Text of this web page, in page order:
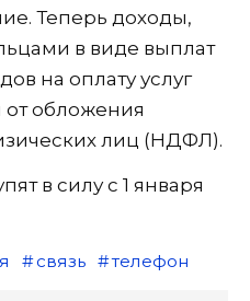
Теперь доходы,
в виде выплат
на оплату услуг
от обложения
лиц (НДФЛ).
в силу с 1 января
связь телефон